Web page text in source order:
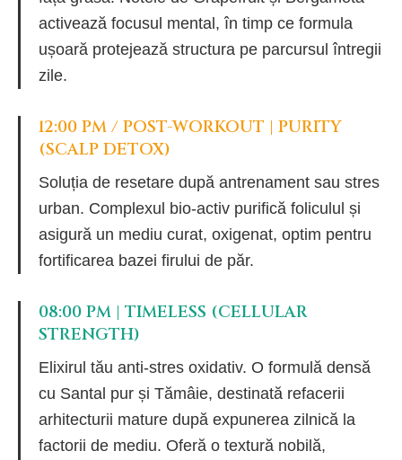
activează focusul mental, în timp ce formula
ușoară protejează structura pe parcursul întregii
zile.
12:00 PM / POST-WORKOUT | PURITY
(SCALP DETOX)
Soluția de resetare după antrenament sau stres
urban. Complexul bio-activ purifică foliculul și
asigură un mediu curat, oxigenat, optim pentru
fortificarea bazei firului de păr.
08:00 PM | TIMELESS (CELLULAR
STRENGTH)
Elixirul tău anti-stres oxidativ. O formulă densă
cu Santal pur și Tămâie, destinată refacerii
arhitecturii mature după expunerea zilnică la
factorii de mediu. Oferă o textură nobilă,